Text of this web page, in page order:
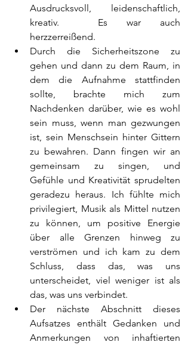
Ausdrucksvoll, leidenschaftlich,
kreativ.  Es war auch
herzzerreißend.
Durch die Sicherheitszone zu
gehen und dann zu dem Raum, in
dem die Aufnahme stattfinden
sollte, brachte mich zum
Nachdenken darüber, wie es wohl
sein muss, wenn man gezwungen
ist, sein Menschsein hinter Gittern
zu bewahren. Dann fingen wir an
gemeinsam zu singen, und
Gefühle und Kreativität sprudelten
geradezu heraus. Ich fühlte mich
privilegiert, Musik als Mittel nutzen
zu können, um positive Energie
über alle Grenzen hinweg zu
verströmen und ich kam zu dem
Schluss, dass das, was uns
unterscheidet, viel weniger ist als
das, was uns verbindet.
Der nächste Abschnitt dieses
Aufsatzes enthält Gedanken und
Anmerkungen von inhaftierten